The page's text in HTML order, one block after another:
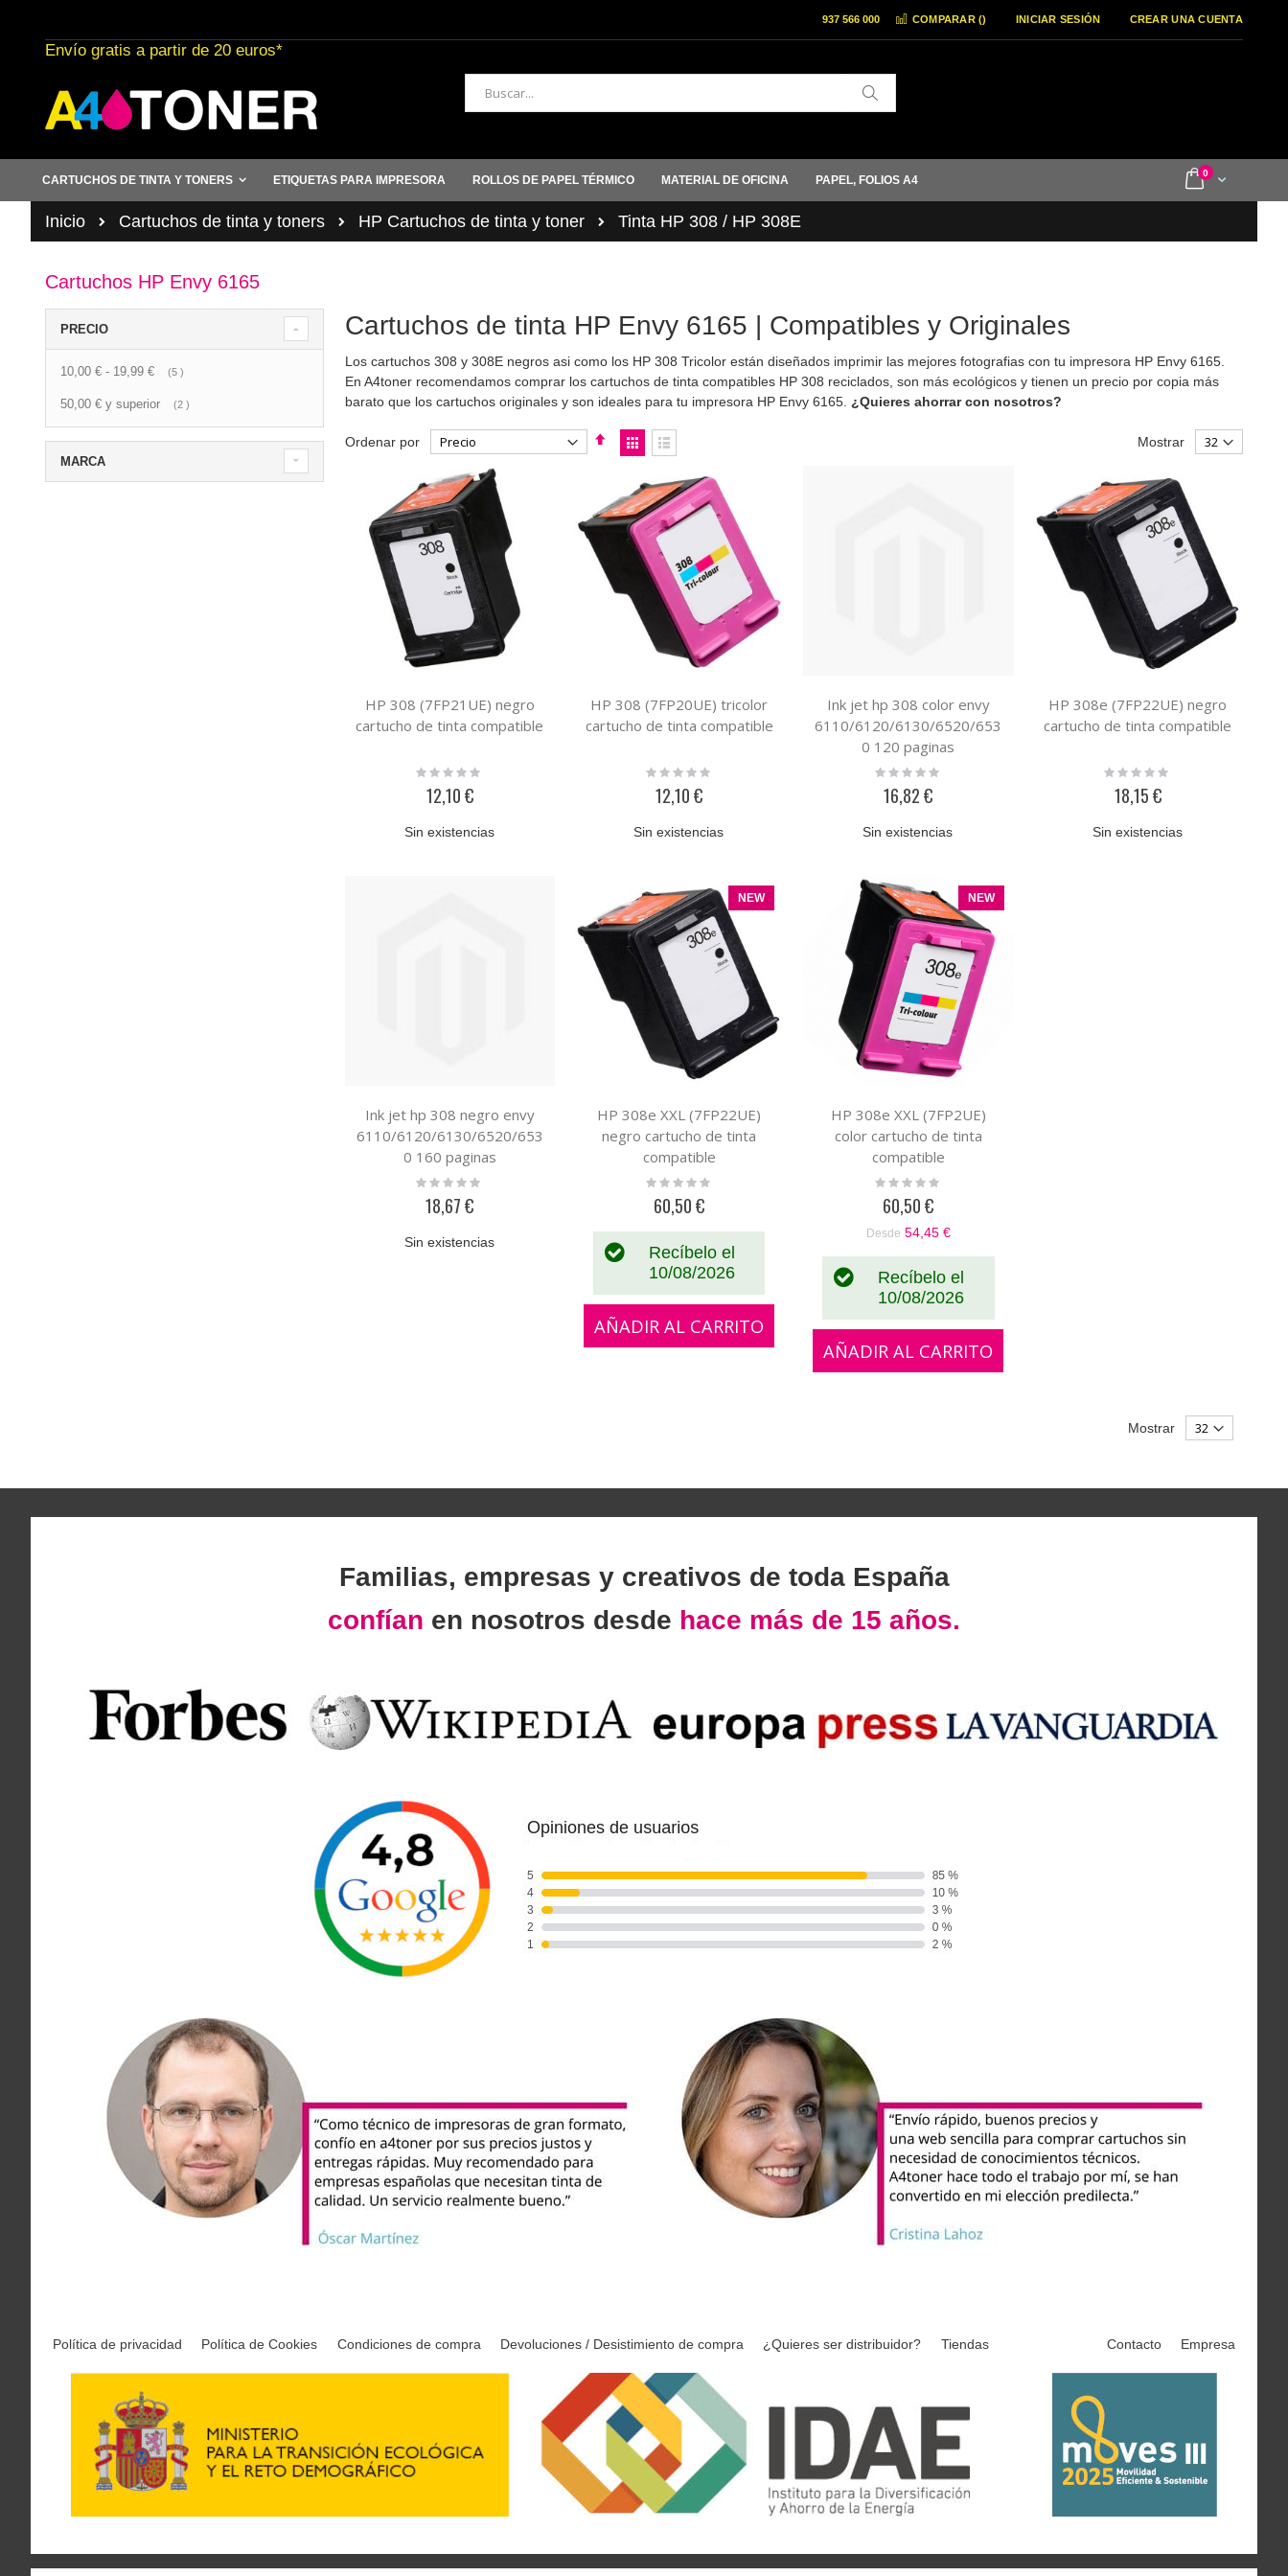
al
contenido
COMPARAR () INICIAR SESIÓN CREAR UNA CUENTA
937 566 000
Envío gratis a partir de 20 euros*
Buscar
Cart
0items
CARTUCHOS DE TINTA Y TONERS ETIQUETAS PARA IMPRESORA ROLLOS DE PAPEL TÉRMICO MATERIAL DE OFICINA PAPEL, FOLIOS A4
Inicio Cartuchos de tinta y toners HP Cartuchos de tinta y toner Tinta HP 308 / HP 308E
Cartuchos HP Envy 6165
Cartuchos de tinta HP Envy 6165 | Compatibles y Originales
Los cartuchos 308 y 308E negros asi como los HP 308 Tricolor están diseñados imprimir las mejores fotografias con tu impresora HP Envy 6165.
En A4toner recomendamos comprar los cartuchos de tinta compatibles HP 308 reciclados, son más ecológicos y tienen un precio por copia más
barato que los cartuchos originales y son ideales para tu impresora HP Envy 6165. ¿Quieres ahorrar con nosotros?
Ordenar por
Fijar
Dirección
Descendente
Ver
como
Mostrar
HP 308 (7FP21UE) negro
cartucho de tinta compatible
Rating:
12,10 €
Sin existencias
HP 308 (7FP20UE) tricolor
cartucho de tinta compatible
Rating:
12,10 €
Sin existencias
Ink jet hp 308 color envy
6110/6120/6130/6520/653
0 120 paginas
Rating:
16,82 €
Sin existencias
HP 308e (7FP22UE) negro
cartucho de tinta compatible
Rating:
18,15 €
Sin existencias
Ink jet hp 308 negro envy
6110/6120/6130/6520/653
0 160 paginas
Rating:
18,67 €
Sin existencias
NEW
HP 308e XXL (7FP22UE)
negro cartucho de tinta
compatible
Rating:
60,50 €
Recíbelo el
10/08/2026
AÑADIR AL CARRITO
NEW
HP 308e XXL (7FP2UE)
color cartucho de tinta
compatible
Rating:
60,50 €
Desde 54,45 €
Recíbelo el
10/08/2026
AÑADIR AL CARRITO
Mostrar
PRECIO
10,00 € - 19,99 € 5 artículo
50,00 € y superior 2 artículo
MARCA
Familias, empresas y creativos de toda España
confían en nosotros desde hace más de 15 años.
Política de privacidad Política de Cookies Condiciones de compra Devoluciones / Desistimiento de compra ¿Quieres ser distribuidor? Tiendas Contacto Empresa